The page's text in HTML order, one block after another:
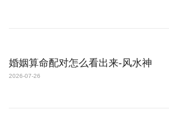
婚姻算命配对怎么看出来-风水神
2026-07-26